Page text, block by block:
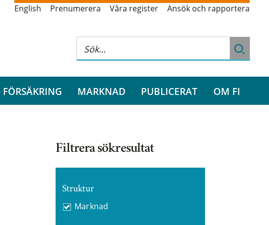
English Prenumerera Våra register Ansök och rapportera
FÖRSÄKRING MARKNAD PUBLICERAT OM FI
Filtrera sökresultat
Struktur
Marknad